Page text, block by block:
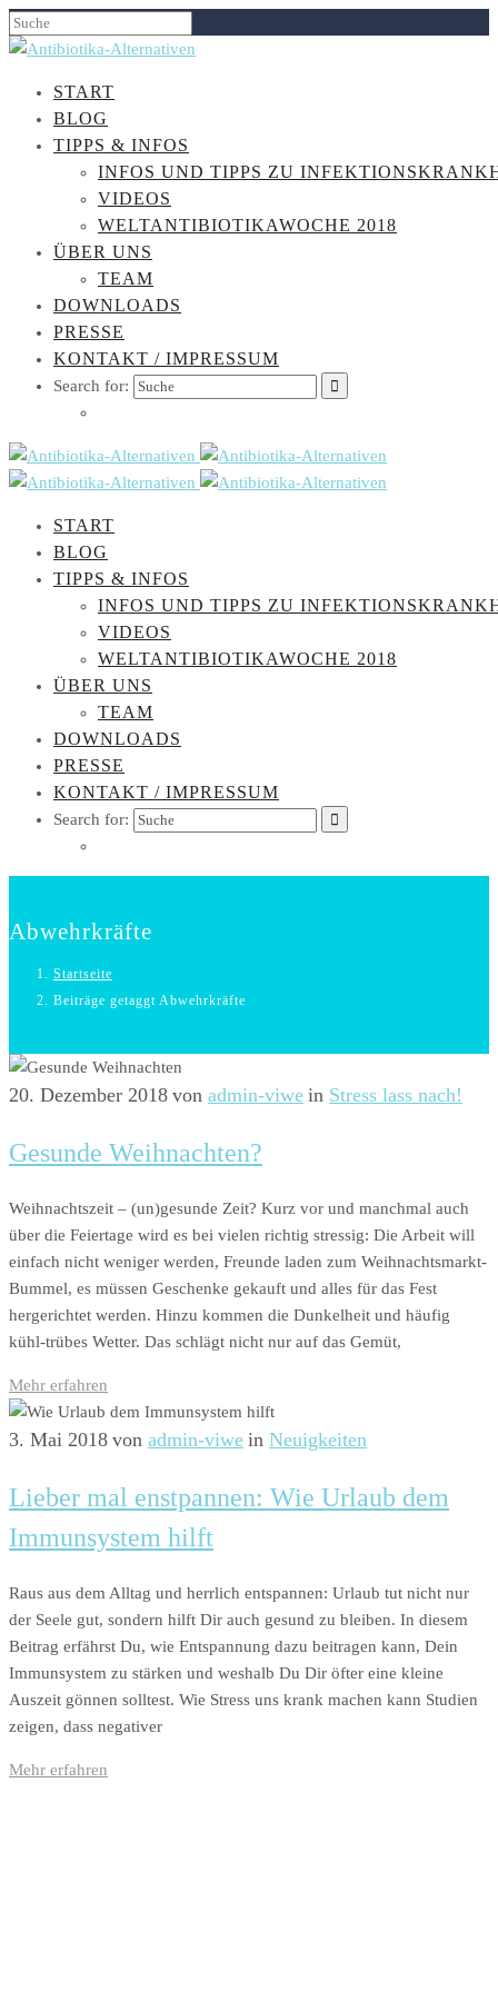
START
BLOG
TIPPS & INFOS
INFOS UND TIPPS ZU
VIDEOS
WELTANTIBIOTIKAWOCHE 2018
ÜBER UNS
TEAM
DOWNLOADS
PRESSE
KONTAKT / IMPRESSUM
Search for:
START
BLOG
TIPPS & INFOS
INFOS UND TIPPS ZU
VIDEOS
WELTANTIBIOTIKAWOCHE 2018
ÜBER UNS
TEAM
DOWNLOADS
PRESSE
KONTAKT / IMPRESSUM
Search for:
Abwehrkräfte
Startseite
Beiträge getaggt Abwehrkräfte
20. Dezember 2018 von admin-viwe in Stress lass nach!
Gesunde Weihnachten?
Weihnachtszeit – (un)gesunde Zeit? Kurz vor und manchmal auch
über die Feiertage wird es bei vielen richtig stressig: Die Arbeit will
einfach nicht weniger werden, Freunde laden zum Weihnachtsmarkt-
Bummel, es müssen Geschenke gekauft und alles für das Fest
hergerichtet werden. Hinzu kommen die Dunkelheit und häufig
kühl-trübes Wetter. Das schlägt nicht nur auf das Gemüt,
Mehr erfahren
3. Mai 2018 von admin-viwe in Neuigkeiten
Lieber mal enstpannen: Wie Urlaub dem
Immunsystem hilft
Raus aus dem Alltag und herrlich entspannen: Urlaub tut nicht nur
der Seele gut, sondern hilft Dir auch gesund zu bleiben. In diesem
Beitrag erfährst Du, wie Entspannung dazu beitragen kann, Dein
Immunsystem zu stärken und weshalb Du Dir öfter eine kleine
Auszeit gönnen solltest. Wie Stress uns krank machen kann Studien
zeigen, dass negativer
Mehr erfahren